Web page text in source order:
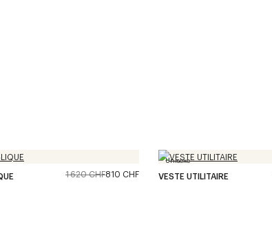
1 620 CHF810 CHF
Unisexe
VESTE UTILITAIRE